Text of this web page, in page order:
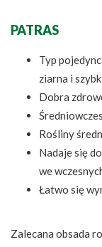
PATRAS
Typ
ziarna i
Dobra
Rośliny
Nadaje się
we
Łatwo się
Zalecana obsada